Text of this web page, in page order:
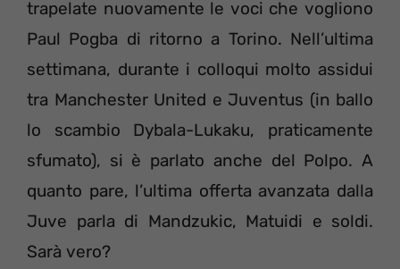
trapelate nuovamente le voci che vogliono
Paul Pogba di ritorno a Torino. Nell’ultima
settimana, durante i colloqui molto assidui
tra Manchester United e Juventus (in ballo
lo scambio Dybala-Lukaku, praticamente
sfumato), si è parlato anche del Polpo. A
quanto pare, l’ultima offerta avanzata dalla
Juve parla di Mandzukic, Matuidi e soldi.
Sarà vero?